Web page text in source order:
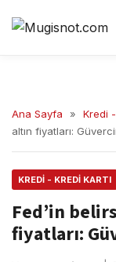
Ana Sayfa » Kredi
altın fiyatları:
KREDI - KREDI KARTI
Fed’in
fiyatları: